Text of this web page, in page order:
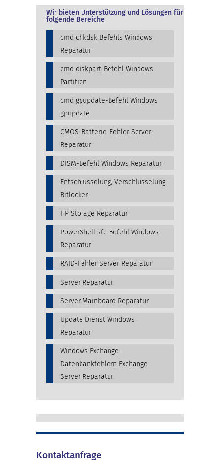
Wir bieten Unterstützung und Lösungen für
folgende Bereiche
cmd chkdsk Befehls Windows
Reparatur
cmd diskpart-Befehl Windows
Partition
cmd gpupdate-Befehl Windows
gpupdate
CMOS-Batterie-Fehler Server
Reparatur
DISM-Befehl Windows Reparatur
Entschlüsselung, Verschlüsselung
Bitlocker
HP Storage Reparatur
PowerShell sfc-Befehl Windows
Reparatur
RAID-Fehler Server Reparatur
Server Reparatur
Server Mainboard Reparatur
Update Dienst Windows
Reparatur
Windows Exchange-
Datenbankfehlern Exchange
Server Reparatur
Kontaktanfrage